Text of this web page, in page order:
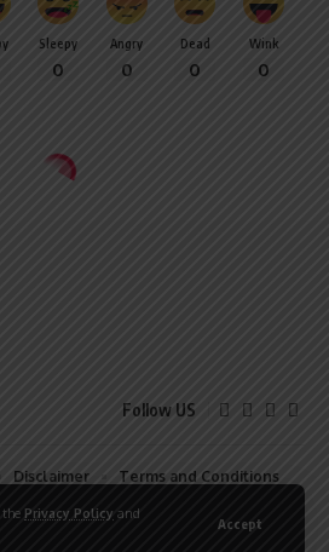
the Privacy Policy and
Accept
Sleepy
0
Angry
0
Dead
0
Wink
0
Follow US
Rights Reserved. Disgen by AjayGupta
Disclaimer
Terms and Conditions